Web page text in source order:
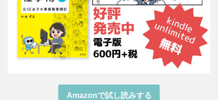
Amazonで試し読みする